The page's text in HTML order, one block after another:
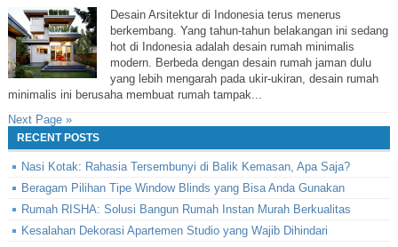
Desain Arsitektur di Indonesia terus menerus
berkembang. Yang tahun-tahun belakangan ini sedang
hot di Indonesia adalah desain rumah minimalis
modern. Berbeda dengan desain rumah jaman dulu
yang lebih mengarah pada ukir-ukiran, desain rumah
minimalis ini berusaha membuat rumah tampak...
Next Page »
RECENT POSTS
Nasi Kotak: Rahasia Tersembunyi di Balik Kemasan, Apa Saja?
Beragam Pilihan Tipe Window Blinds yang Bisa Anda Gunakan
Rumah RISHA: Solusi Bangun Rumah Instan Murah Berkualitas
Kesalahan Dekorasi Apartemen Studio yang Wajib Dihindari